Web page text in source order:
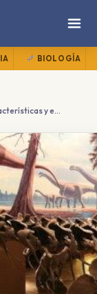
BIOLOGÍA
Sauropodomorfos: Qué son, características y evolución